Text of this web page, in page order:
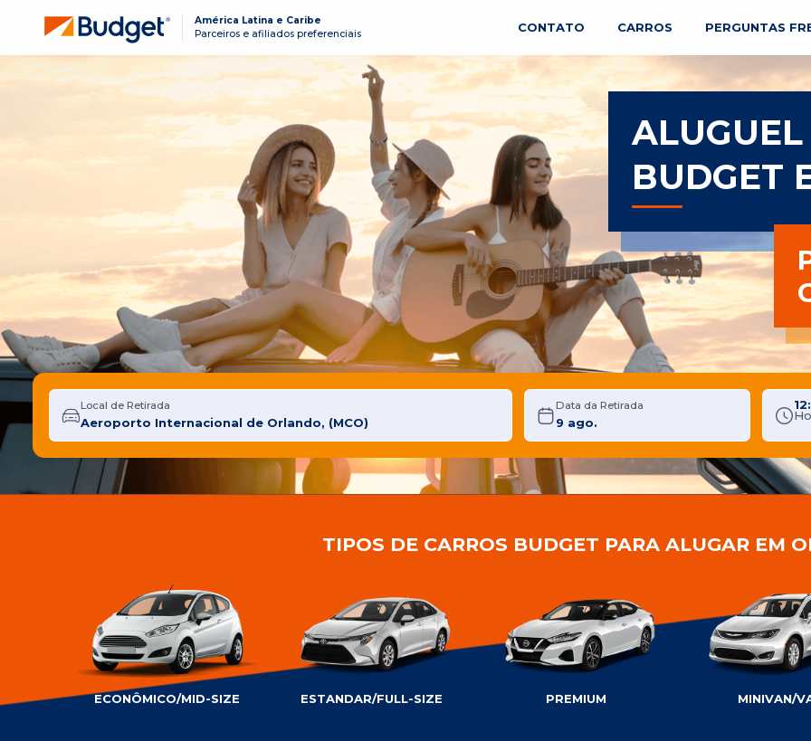
América Latina e Caribe
Parceiros e afiliados preferenciais
CONTATO CARROS PERGUNTAS
ALUGUEL
BUDGET
Local de Retirada Data da Retirada
TIPOS DE CARROS BUDGET PARA ALUGAR EM
ECONÔMICO/MID-SIZE ESTANDAR/FULL-SIZE PREMIUM MINIVAN/